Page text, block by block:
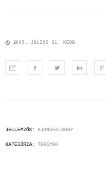
2009. JÚLIUS 21. KEDD
JELLEMZŐK: AJÁNDÉKTÁRGY
KATEGÓRIA: TÁRGYAK